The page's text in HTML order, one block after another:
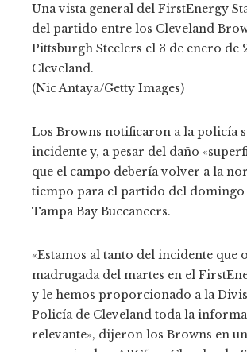
Una vista general del FirstEnergy
del partido entre los Cleveland
Pittsburgh Steelers el 3 de enero de
Cleveland.
(Nic Antaya/Getty Images)
Los Browns notificaron a la policía
incidente y, a pesar del daño
que el campo debería volver a la
tiempo para el partido del domingo
Tampa Bay Buccaneers.
«Estamos al tanto del incidente que
madrugada del martes en el
y le hemos proporcionado a la
Policía de Cleveland toda la
relevante», dijeron los Browns en un